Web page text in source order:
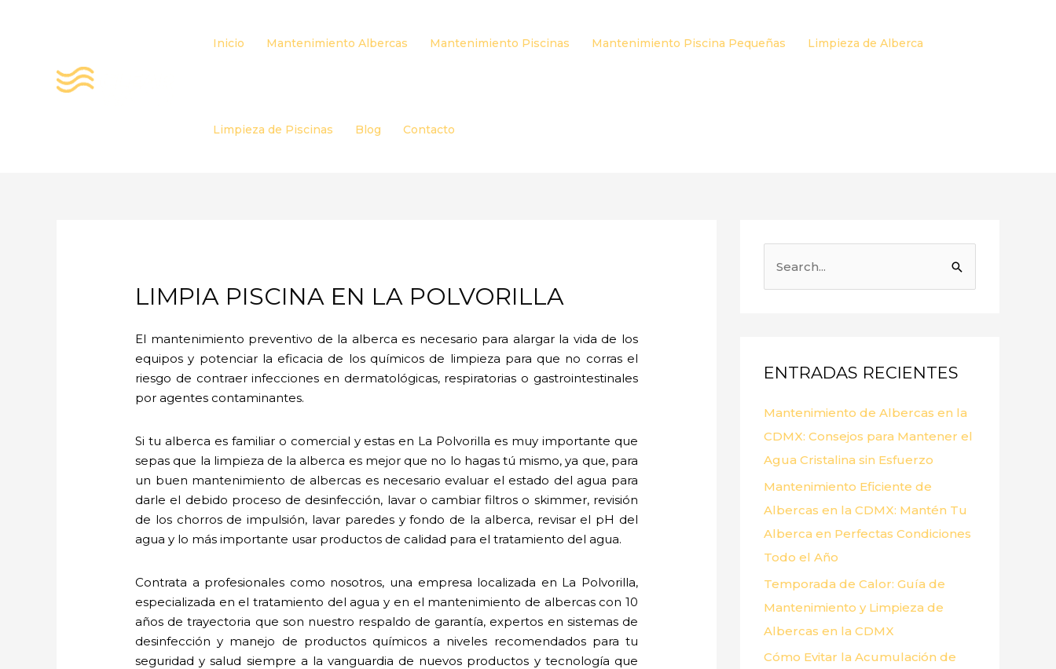
Inicio Mantenimiento Albercas Mantenimiento Piscinas Mantenimiento Piscina Pequeñas Limpieza de Alberca
Limpieza de Piscinas Blog Contacto
LIMPIA PISCINA EN LA POLVORILLA
El mantenimiento preventivo de la alberca es necesario para alargar la vida de los
equipos y potenciar la eficacia de los químicos de limpieza para que no corras el
riesgo de contraer infecciones en dermatológicas, respiratorias o gastrointestinales
por agentes contaminantes.
Si tu alberca es familiar o comercial y estas en La Polvorilla es muy importante que
sepas que la limpieza de la alberca es mejor que no lo hagas tú mismo, ya que, para
un buen mantenimiento de albercas es necesario evaluar el estado del agua para
darle el debido proceso de desinfección, lavar o cambiar filtros o skimmer, revisión
de los chorros de impulsión, lavar paredes y fondo de la alberca, revisar el pH del
agua y lo más importante usar productos de calidad para el tratamiento del agua.
Contrata a profesionales como nosotros, una empresa localizada en La Polvorilla,
especializada en el tratamiento del agua y en el mantenimiento de albercas con 10
años de trayectoria que son nuestro respaldo de garantía, expertos en sistemas de
desinfección y manejo de productos químicos a niveles recomendados para tu
seguridad y salud siempre a la vanguardia de nuevos productos y tecnología que
r
o
r
:
ENTRADAS RECIENTES
Mantenimiento de Albercas en la
CDMX: Consejos para Mantener el
Agua Cristalina sin Esfuerzo
Mantenimiento Eficiente de
Albercas en la CDMX: Mantén Tu
Alberca en Perfectas Condiciones
Todo el Año
Temporada de Calor: Guía de
Mantenimiento y Limpieza de
Albercas en la CDMX
Cómo Evitar la Acumulación de